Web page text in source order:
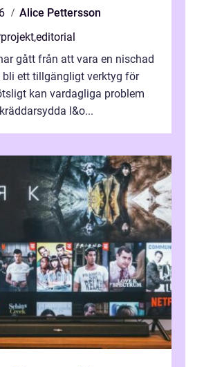
Alice Pettersson
,editorial
gått från att vara en nischad
ett tillgängligt verktyg för
kan vardagliga problem
l&o...